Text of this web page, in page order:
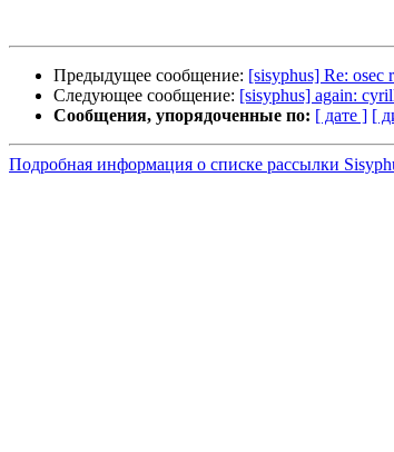
Предыдущее сообщение: [sisyphus] Re: osec
Следующее сообщение: [sisyphus] again:
Сообщения, упорядоченные по: [ дате ] [
Подробная информация о списке рассылки